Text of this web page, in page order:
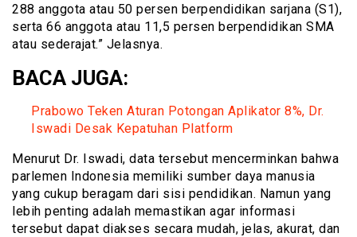
288 anggota atau 50 persen berpendidikan sarjana (S1),
serta 66 anggota atau 11,5 persen berpendidikan SMA
atau sederajat.” Jelasnya.
BACA JUGA:
Prabowo Teken Aturan Potongan Aplikator 8%, Dr.
Iswadi Desak Kepatuhan Platform
Menurut Dr. Iswadi, data tersebut mencerminkan bahwa
parlemen Indonesia memiliki sumber daya manusia
yang cukup beragam dari sisi pendidikan. Namun yang
lebih penting adalah memastikan agar informasi
tersebut dapat diakses secara mudah, jelas, akurat, dan